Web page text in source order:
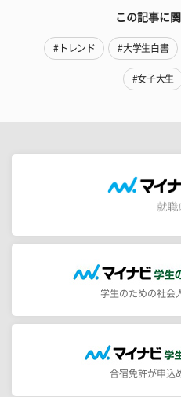
この記事に
#トレンド #大学生白書
#女子大生
学生のための社会
合宿免許が申込